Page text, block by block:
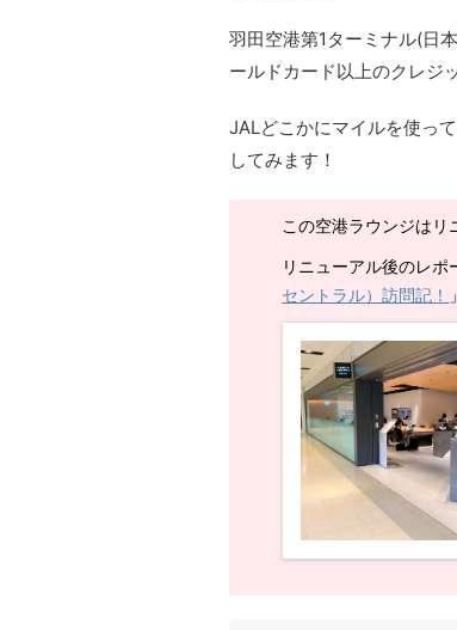
羽田空港第1ターミナル(日
ールドカード以上のクレジ
JALどこかにマイルを使っ
してみます！
この空港ラウンジはリ
リニューアル後のレポ
セントラル）訪問記！